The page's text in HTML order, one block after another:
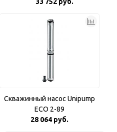
Скважинный насос Unipump
ECO 2-89
28 064 руб.